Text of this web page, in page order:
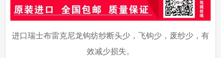
进口瑞士布雷克尼龙钩纺纱断头少，飞钩少，废纱少，有
效减少损失。